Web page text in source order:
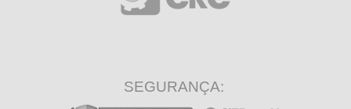
SEGURANÇA: